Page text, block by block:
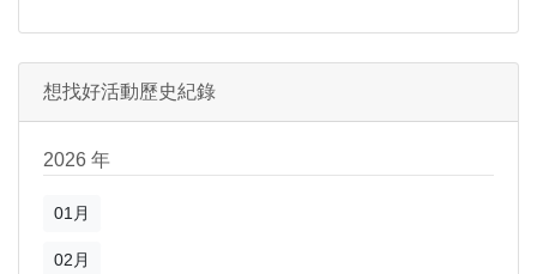
想找好活動歷史紀錄
2026 年
01月
02月